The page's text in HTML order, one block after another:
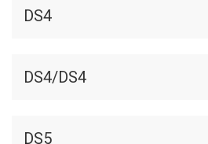
DS4
DS4/DS4
DS5